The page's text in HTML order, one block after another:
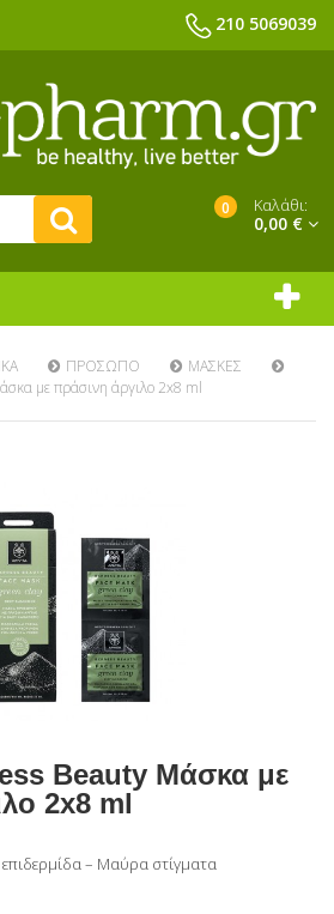
210 5069039
0 Καλάθι:
0,00 €
ΠΡΟΣΩΠΟ
ΜΑΣΚΕΣ
με πράσινη άργιλο 2x8 ml
Beauty Μάσκα με
2x8 ml
– Μαύρα στίγματα